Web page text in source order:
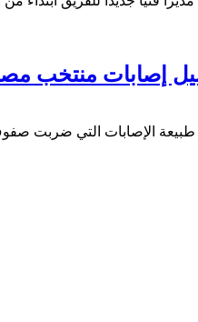
إصابات منتخب
الإصابات التي ضربت